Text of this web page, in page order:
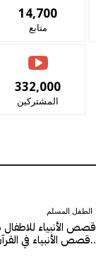
14,700
متابع
332,000
المشتركين
الطفل المسلم
قصص الأنبياء للاطفال
..قصص الأنبياء في